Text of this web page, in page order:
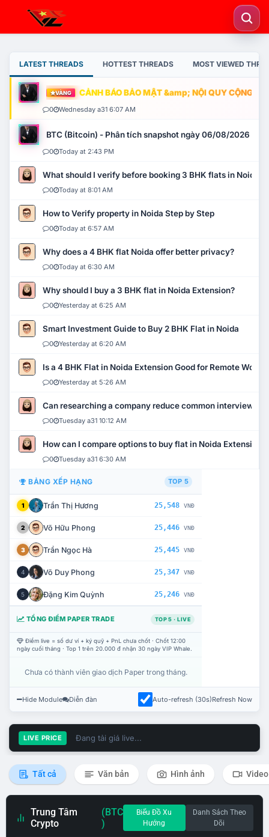
LATEST THREADS HOTTEST THREADS MOST VIEWED
VÀNG CẢNH BÁO BẢO MẬT &amp; NỘI QUY CỘNG
0 Wednesday a31 6:07 AM
BTC (Bitcoin) - Phân tích snapshot ngày 06/08/2026
0 Today at 2:43 PM
What should I verify before booking 3 BHK flats in Noida?
0 Today at 8:01 AM
How to Verify property in Noida Step by Step
0 Today at 6:57 AM
Why does a 4 BHK flat Noida offer better privacy?
0 Today at 6:30 AM
Why should I buy a 3 BHK flat in Noida Extension?
0 Yesterday at 6:25 AM
Smart Investment Guide to Buy 2 BHK Flat in Noida
0 Yesterday at 6:20 AM
Is a 4 BHK Flat in Noida Extension Good for Remote Work?
0 Yesterday at 5:26 AM
Can researching a company reduce common interview
0 Tuesday a31 10:12 AM
How can I compare options to buy flat in Noida Extension?
0 Tuesday a31 6:30 AM
BẢNG XẾP HẠNG TOP 5
1 Trần Thị Hương 25,548 VNĐ
2 Võ Hữu Phong 25,446 VNĐ
3 Trần Ngọc Hà 25,445 VNĐ
4 Võ Duy Phong 25,347 VNĐ
5 Đặng Kim Quỳnh 25,246 VNĐ
TỔNG ĐIỂM PAPER TRADE TOP 5 · LIVE
Điểm live = số dư ví + ký quỹ + PnL chưa chốt · Chốt 12:00
ngày cuối tháng · Top 1 trên 20.000 đ nhận 30 ngày VIP Whale.
Chưa có thành viên giao dịch Paper trong tháng.
Hide Module Diễn đàn Auto-refresh (30s)Refresh Now
LIVE PRICE Đang tải giá live...
Tất cả Văn bản Hình ảnh Video
Trung Tâm
Crypto
(BTC
)
Biểu Đồ Xu
Hướng
Danh Sách Theo
Dõi